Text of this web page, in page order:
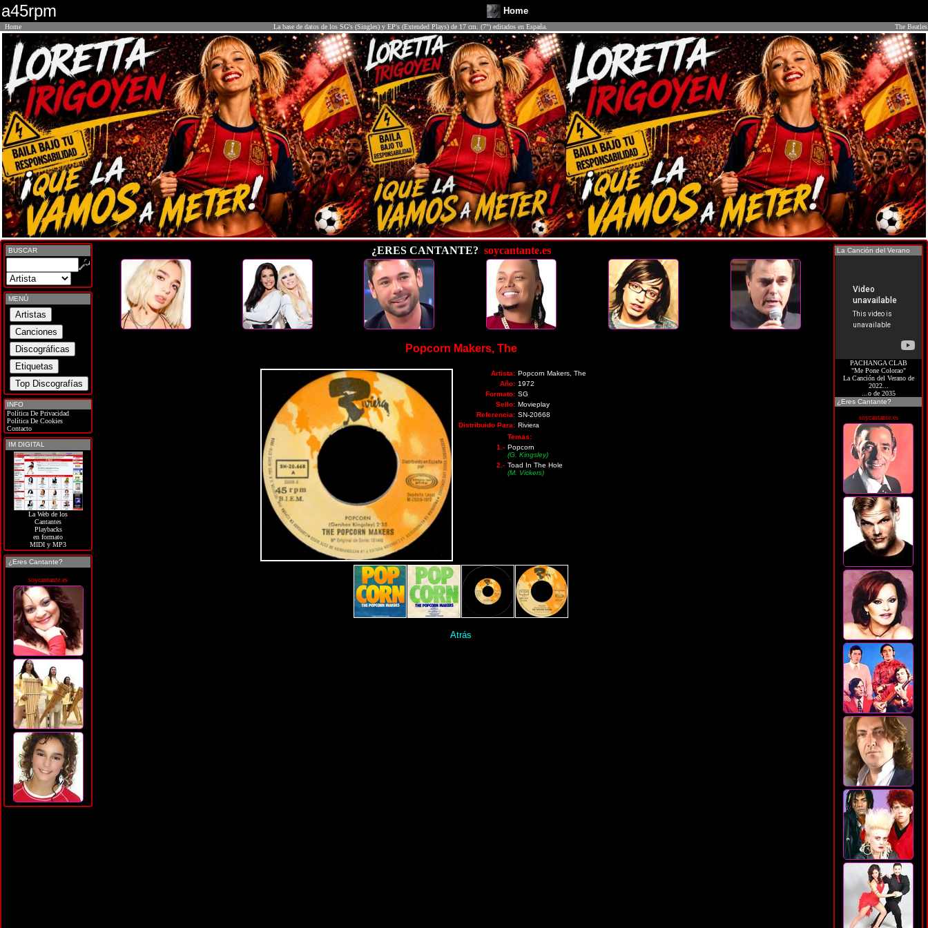
a45rpm Home
Home La base de datos de los SG's (Singles) y EP's (Extended Plays) de 17 cm. (7") editados en España. The Beatles
BUSCAR
MENÚ
INFO
Política De Privacidad
Política De Cookies
Contacto
IM DIGITAL
La Web de los
Cantantes
Playbacks
en formato
MIDI y MP3
¿Eres Cantante?
soycantante.es
¿ERES CANTANTE? soycantante.es
Popcorn Makers, The
Artista: Popcorn Makers, The
Año: 1972
Formato: SG
Sello: Movieplay
Referencia: SN-20668
Distribuido Para: Riviera
Temas:
1.- Popcorn
(G. Kingsley)
2.- Toad In The Hole
(M. Vickers)
Atrás
La Canción del Verano
PACHANGA CLAB
"Me Pone Colorao"
La Canción del Verano de
2022...
...o de 2035
¿Eres Cantante?
soycantante.es